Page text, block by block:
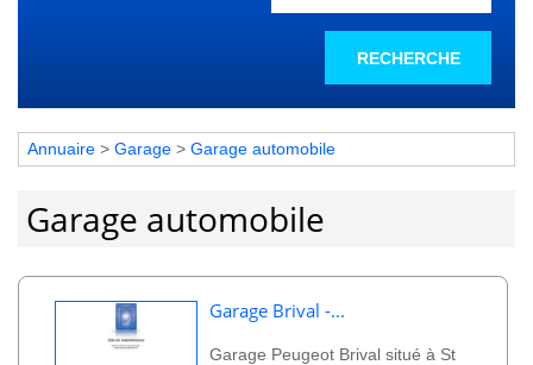
RECHERCHE
Annuaire > Garage > Garage automobile
Garage automobile
Garage Brival -...
Garage Peugeot Brival situé à St